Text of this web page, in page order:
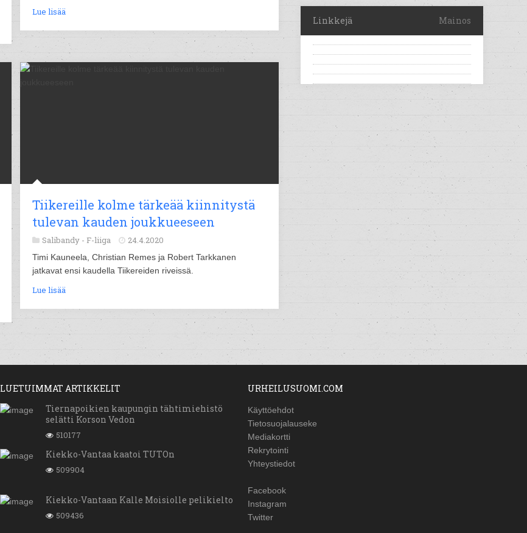
Lue lisää
Tiikereille kolme tärkeää kiinnitystä
tulevan kauden joukkueeseen
Salibandy - F-liiga 24.4.2020
Timi Kauneela, Christian Remes ja Robert Tarkkanen
jatkavat ensi kaudella Tiikereiden riveissä.
Lue lisää
Linkkejä Mainos
LUETUIMMAT ARTIKKELIT
Tiernapoikien kaupungin tähtimiehistö
selätti Korson Vedon
510177
Kiekko-Vantaa kaatoi TUTOn
509904
Kiekko-Vantaan Kalle Moisiolle pelikielto
509436
URHEILUSUOMI.COM
Käyttöehdot
Tietosuojalauseke
Mediakortti
Rekrytointi
Yhteystiedot
Facebook
Instagram
Twitter